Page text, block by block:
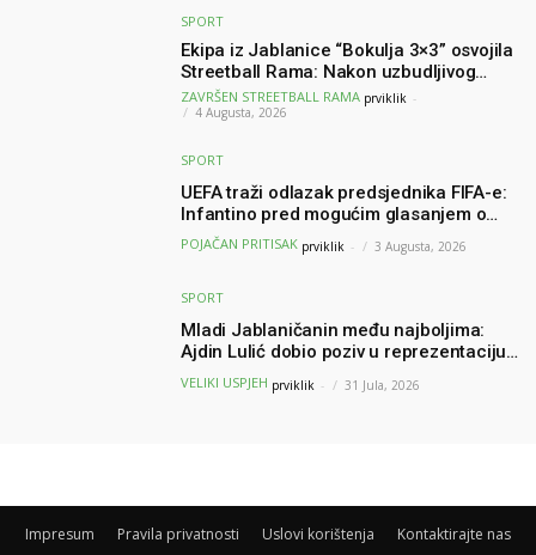
SPORT
Ekipa iz Jablanice “Bokulja 3×3” osvojila
Streetball Rama: Nakon uzbudljivog
finala poznati svi pobjednici turnira
ZAVRŠEN STREETBALL RAMA prviklik -
4 Augusta, 2026
SPORT
UEFA traži odlazak predsjednika FIFA-e:
Infantino pred mogućim glasanjem o
nepovjerenju
POJAČAN PRITISAK prviklik - 3 Augusta, 2026
SPORT
Mladi Jablaničanin među najboljima:
Ajdin Lulić dobio poziv u reprezentaciju
BiH – branit će boje BiH na Slovenia Ball
VELIKI USPJEH prviklik - 31 Jula, 2026
Impresum Pravila privatnosti Uslovi korištenja Kontaktirajte nas